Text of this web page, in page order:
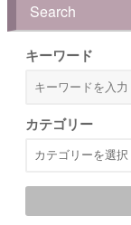
Search
キーワード
カテゴリー